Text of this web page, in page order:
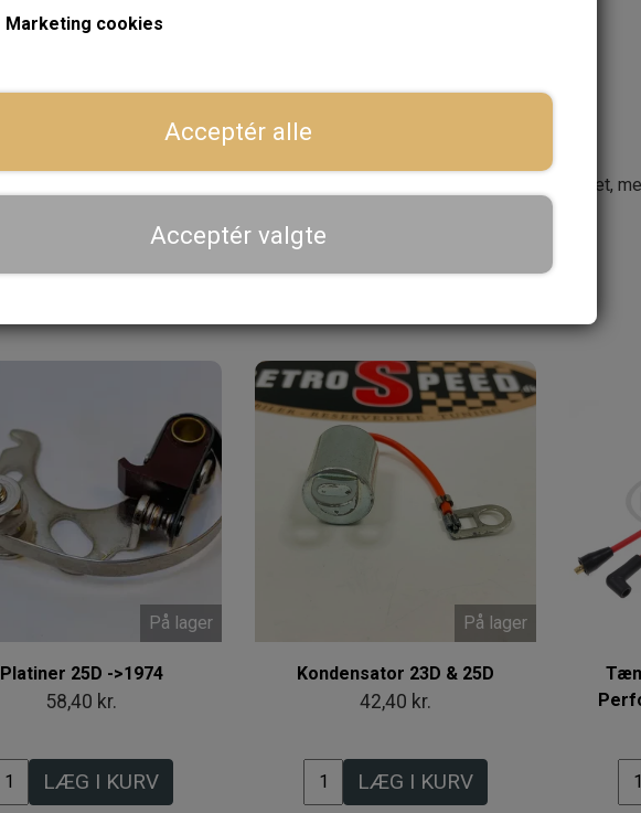
Dansk webshop, kundeservice og lager
Hurtig levering - sendes ofte samme dag og leveres næste dag
Se aktuel leveringstid på varen - vi afsender altid hele din ordre samlet,
Priser er inkl. moms
På lager
Platiner 25D ->1974
58,40 kr.
LÆG I KURV
På lager
Kondensator 23D & 25D
42,40 kr.
LÆG I KURV
Marketing cookies
Acceptér alle
Acceptér valgte